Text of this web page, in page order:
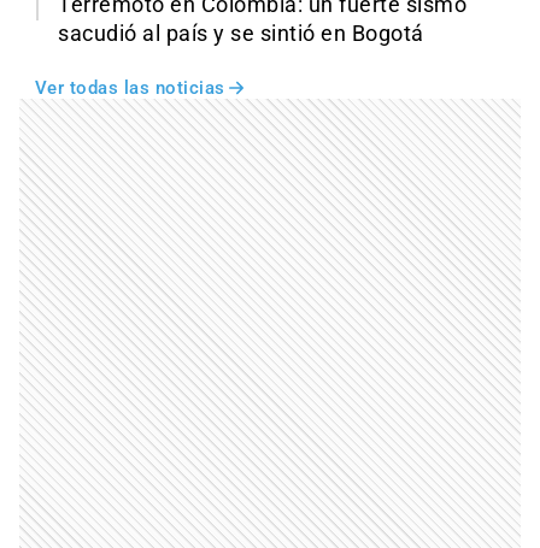
sacudió al país y se sintió en Bogotá
Ver todas las noticias